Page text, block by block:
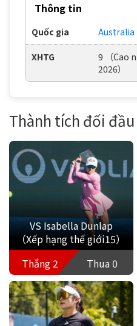
Thông tin
Quốc gia Australia
XHTG
9 （Cao
2026）
Thành tích đối đầu
VS Isabella Dunlap
（Xếp hạng thế giới15）
Thắng 2
Thua 0